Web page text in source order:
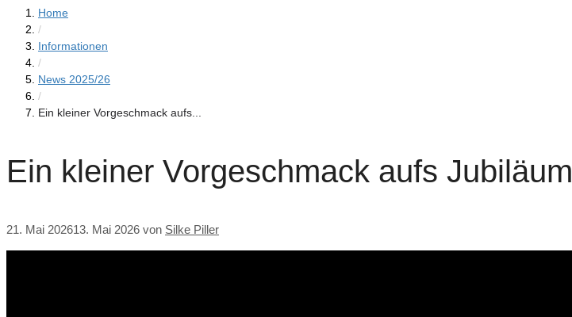
Home
/
Informationen
/
News 2025/26
/
Ein kleiner Vorgeschmack aufs...
Ein kleiner Vorgeschmack aufs Jubiläum
21. Mai 202613. Mai 2026 von Silke Piller